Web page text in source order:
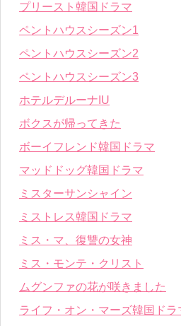
プリースト韓国ドラマ
ペントハウスシーズン1
ペントハウスシーズン2
ペントハウスシーズン3
ホテルデルーナIU
ボクスが帰ってきた
ボーイフレンド韓国ドラマ
マッドドッグ韓国ドラマ
ミスターサンシャイン
ミストレス韓国ドラマ
ミス・マ、復讐の女神
ミス・モンテ・クリスト
ムグンファの花が咲きました
ライフ・オン・マーズ韓国ドラ